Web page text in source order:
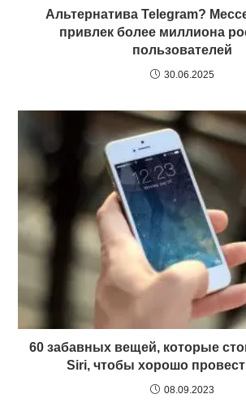
Альтернатива Telegram?
привлек более миллиона
пользователей
30.06.2025
60 забавных вещей, которые
Siri, чтобы хорошо
08.09.2023